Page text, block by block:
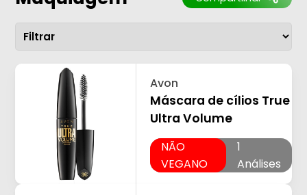
Avon
Máscara de cílios True
Ultra Volume
NÃO
VEGANO
1
Análises